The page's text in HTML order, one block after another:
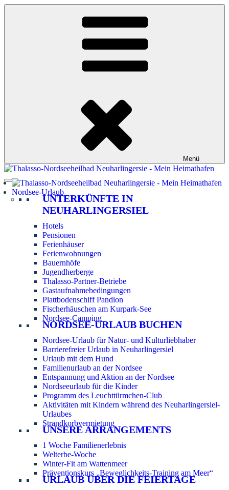
Zum
Menü
Nordsee-Urlaub
UNTERKÜNFTE IN
NEUHARLINGERSIEL
Hotels
Pensionen
Ferienhäuser
Ferienwohnungen
Bauernhöfe
Jugendherberge
Thalasso-Partner-Betriebe
Gastaufnahmebedingungen
Plattbodenschiff Pandion
Fischerhäuschen am Kurpark-See
Nordsee-Camping
NORDSEE-URLAUB BUCHEN
Nordsee-Urlaub für Natur- und Kulturliebhaber
Barrierefreier Urlaub in Neuharlingersiel
Urlaub mit dem Hund
Familienurlaub an der Nordsee
Entspannung und Aktion an der Nordsee
Nordseeurlaub für die Kinder
Programm des Leuchttürmchen-Club
Aktivitäten mit Kindern während des Neuharlingersiel-
Urlaubes
Strandkorbvermietung
UNSERE ARRANGEMENTS
1 Woche Familienerlebnis
Welterbe-Woche
Winter-Fit am Wattenmeer
Präventionskurs „Beweglichkeits-Training am Meer“
URLAUB ÜBER DIE FEIERTAGE